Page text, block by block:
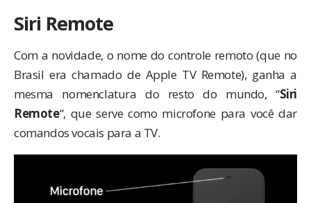
Siri Remote
Com a novidade, o nome do controle remoto (que no
Brasil era chamado de Apple TV Remote), ganha a
mesma nomenclatura do resto do mundo, “Siri
Remote“, que serve como microfone para você dar
comandos vocais para a TV.